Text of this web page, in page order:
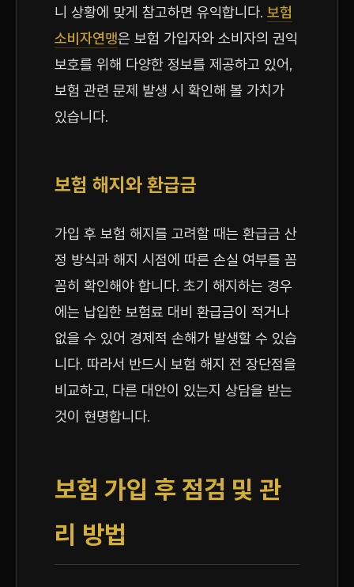
니 상황에 맞게 참고하면 유익합니다. 보험
소비자연맹은 보험 가입자와 소비자의 권익
보호를 위해 다양한 정보를 제공하고 있어,
보험 관련 문제 발생 시 확인해 볼 가치가
있습니다.
보험 해지와 환급금
가입 후 보험 해지를 고려할 때는 환급금 산
정 방식과 해지 시점에 따른 손실 여부를 꼼
꼼히 확인해야 합니다. 초기 해지하는 경우
에는 납입한 보험료 대비 환급금이 적거나
없을 수 있어 경제적 손해가 발생할 수 있습
니다. 따라서 반드시 보험 해지 전 장단점을
비교하고, 다른 대안이 있는지 상담을 받는
것이 현명합니다.
보험 가입 후 점검 및 관
리 방법